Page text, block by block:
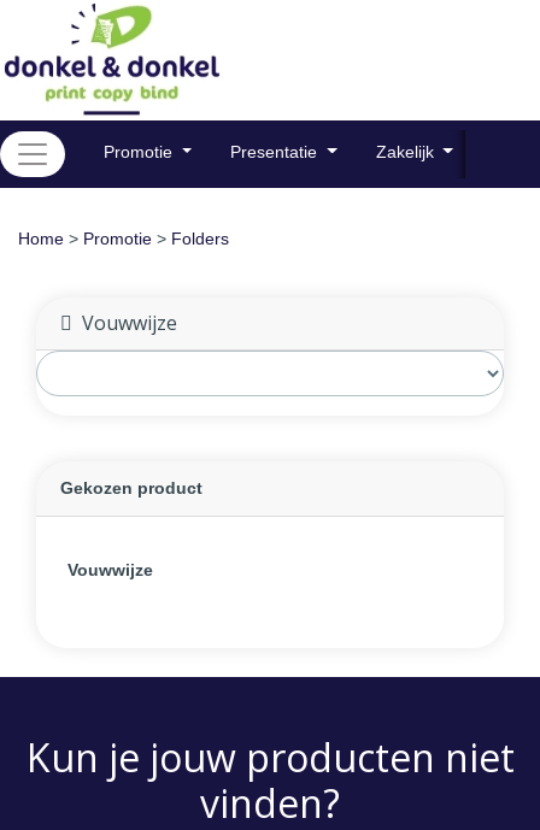
Promotie Presentatie Zakelijk
Home > Promotie > Folders
Vouwwijze
Gekozen product
Vouwwijze
Kun je jouw producten niet
vinden?